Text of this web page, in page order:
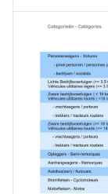
de
zero-emissie.